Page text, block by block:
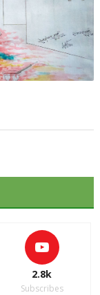
2.8k
Subscribes